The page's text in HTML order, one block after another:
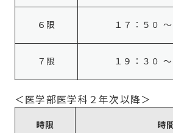
６限 １７：５０
７限 １９：３０
＜医学部医学科２年次以降＞
時限 時間